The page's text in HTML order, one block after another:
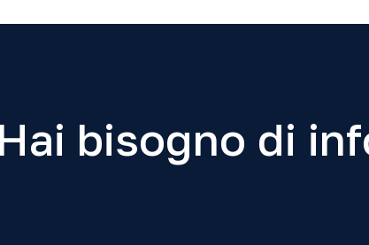
Hai bisogno di